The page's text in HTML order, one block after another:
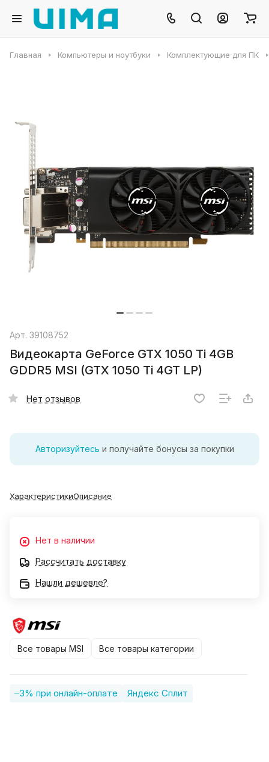
Главная Компьютеры и ноутбуки Комплектующие для ПК
Арт. 39108752
Видеокарта GeForce GTX 1050 Ti 4GB
GDDR5 MSI (GTX 1050 Ti 4GT LP)
Нет отзывов
Авторизуйтесь и получайте бонусы за покупки
ХарактеристикиОписание
Нет в наличии
Рассчитать доставку
Нашли дешевле?
Все товары MSI Все товары категории
–3% при онлайн-оплате Яндекс Сплит